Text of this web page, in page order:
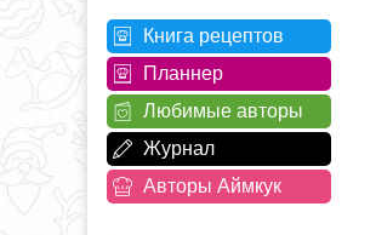
Книга рецептов
Планнер
Любимые авторы
Журнал
Авторы Аймкук